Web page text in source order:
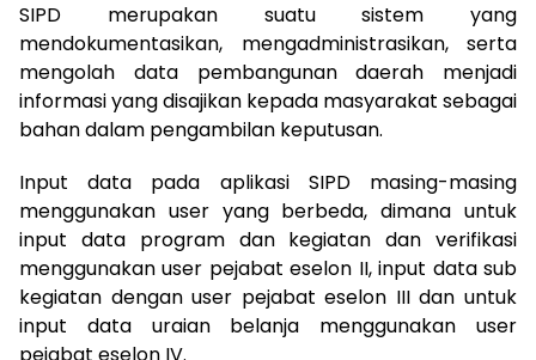
SIPD merupakan suatu sistem yang
mendokumentasikan, mengadministrasikan, serta
mengolah data pembangunan daerah menjadi
informasi yang disajikan kepada masyarakat sebagai
bahan dalam pengambilan keputusan.
Input data pada aplikasi SIPD masing-masing
menggunakan user yang berbeda, dimana untuk
input data program dan kegiatan dan verifikasi
menggunakan user pejabat eselon II, input data sub
kegiatan dengan user pejabat eselon III dan untuk
input data uraian belanja menggunakan user